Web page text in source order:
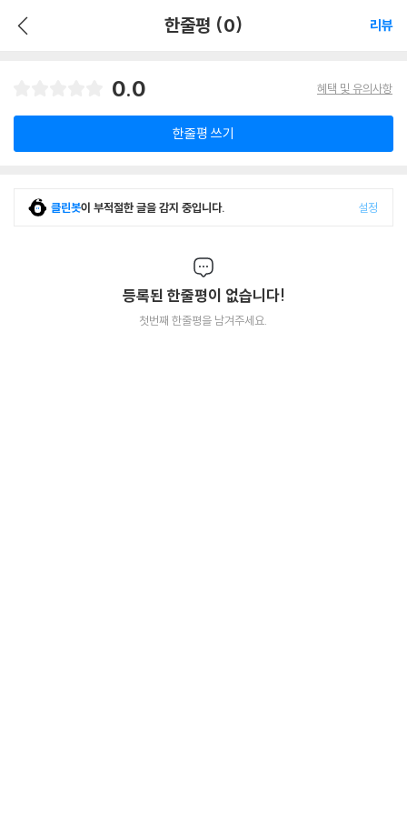
한줄평 (0) 리뷰
0.0 혜택 및 유의사항
한줄평 쓰기
클린봇이 부적절한 글을 감지 중입니다. 설정
등록된 한줄평이 없습니다!
첫번째 한줄평을 남겨주세요.